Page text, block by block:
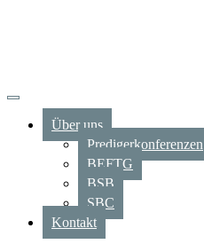
Über uns
Predigerkonferenzen
BEFTG
BSB
SBC
Kontakt